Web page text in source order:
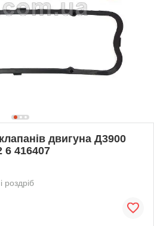
двигуна Д3900
6 416407
роздріб